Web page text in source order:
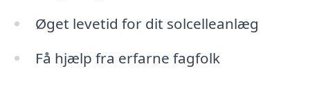
Øget levetid for dit solcelleanlæg
Få hjælp fra erfarne fagfolk